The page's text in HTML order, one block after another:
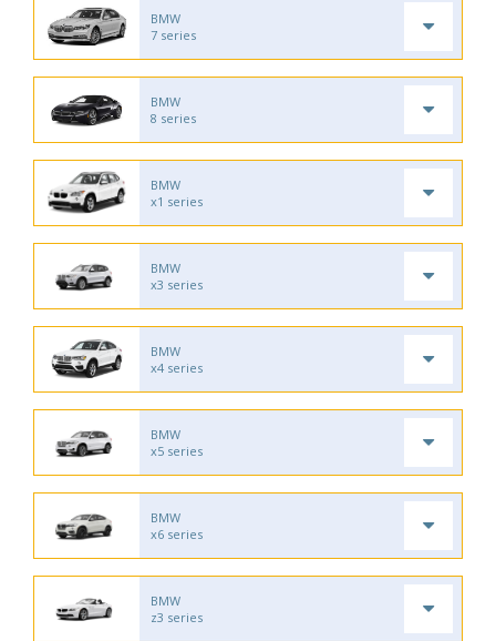
BMW
7 series
BMW
8 series
BMW
x1 series
BMW
x3 series
BMW
x4 series
BMW
x5 series
BMW
x6 series
BMW
z3 series